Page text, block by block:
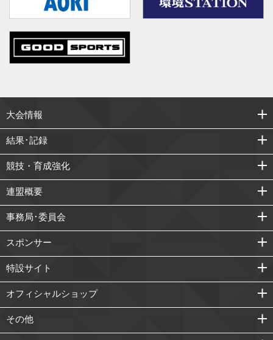
大会情報
結果･記録
競技・育成強化
連盟概要
事務局･委員会
スポンサー
特設サイト
オフィシャルショップ
その他